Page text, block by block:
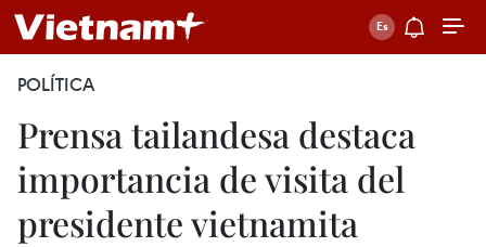
POLÍTICA
Prensa tailandesa destaca
importancia de visita del
presidente vietnamita